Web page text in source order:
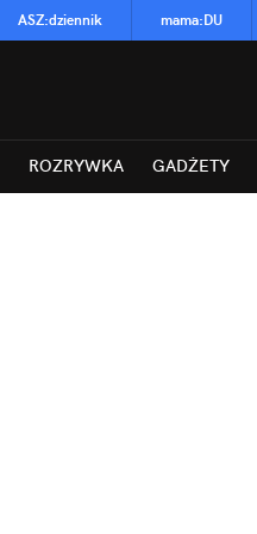
ASZ:dziennik mama:DU
ROZRYWKA GADŻETY